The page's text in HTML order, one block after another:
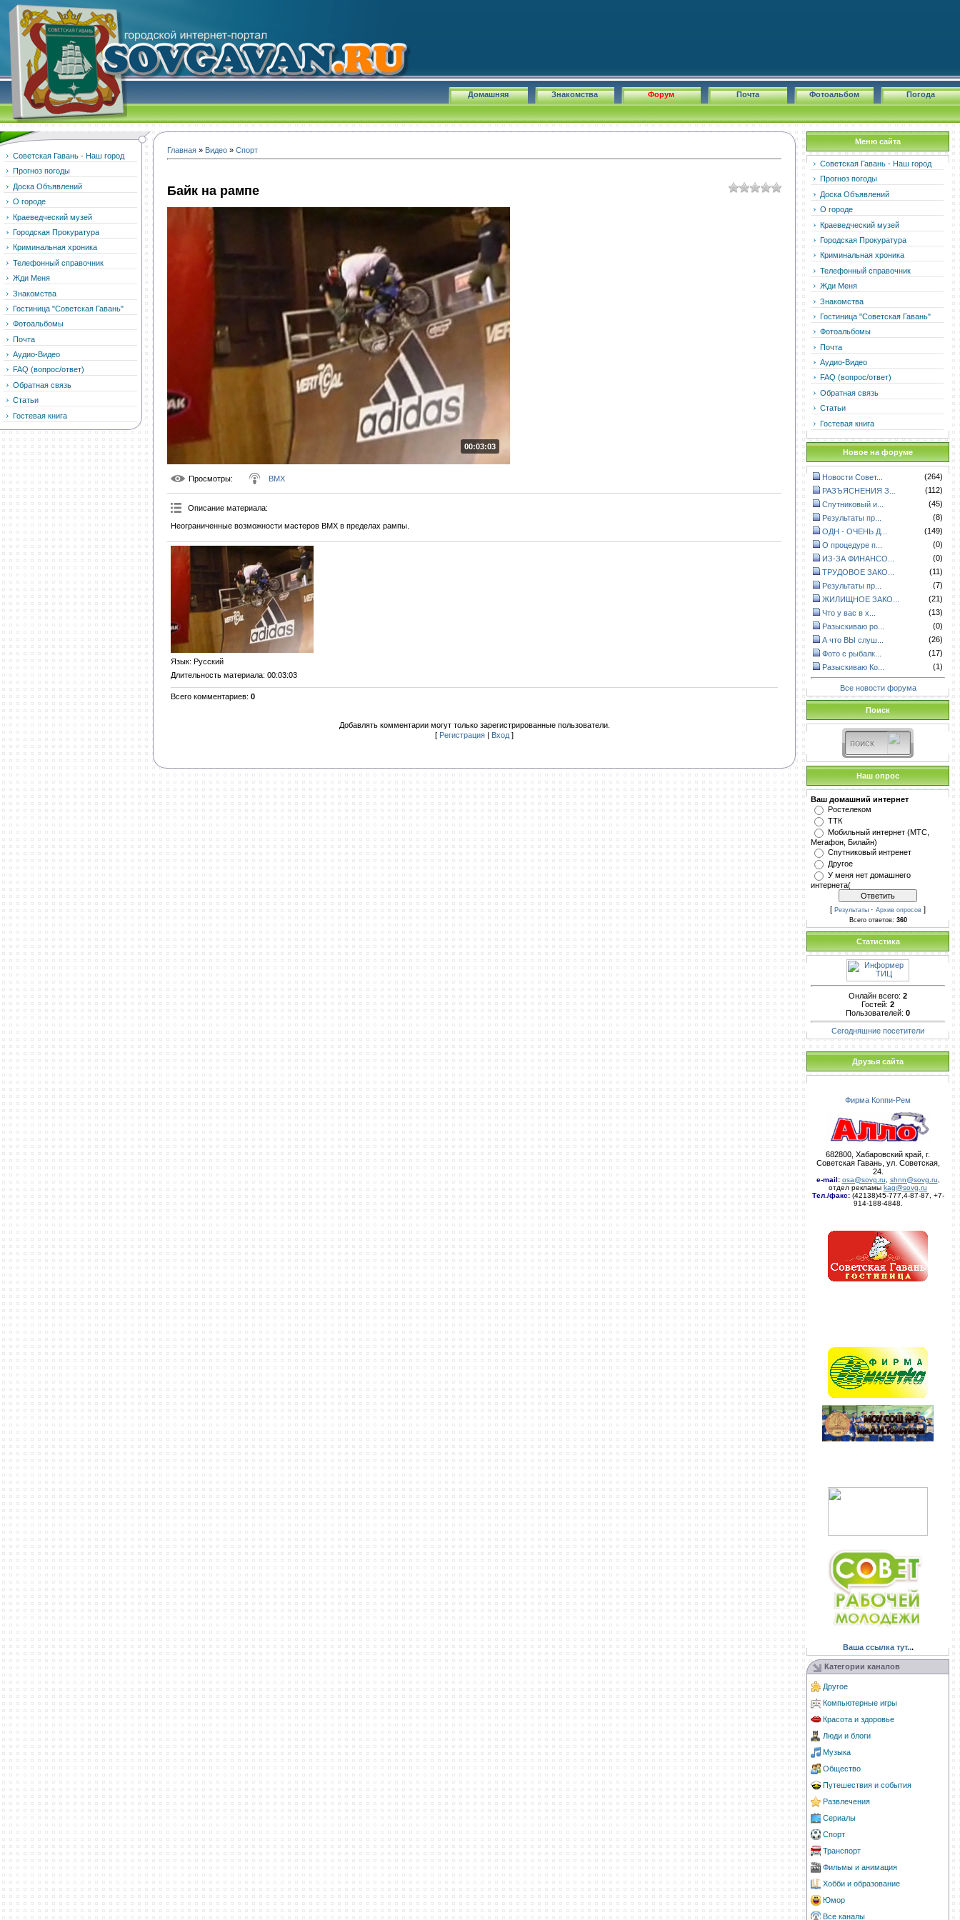
Погода
Фотоальбом
Почта
Форум
Знакомства
Домашняя
Советская Гавань - Наш город
Прогноз погоды
Доска Объявлений
О городе
Краеведческий музей
Городская Прокуратура
Криминальная хроника
Телефонный справочник
Жди Меня
Знакомства
Гостиница "Советская Гавань"
Фотоальбомы
Почта
Аудио-Видео
FAQ (вопрос/ответ)
Обратная связь
Статьи
Гостевая книга
Главная » Видео » Спорт
Байк на рампе
00:03:03
Просмотры: BMX
Описание материала:
Неограниченные возможности мастеров BMX в пределах рампы.
Язык: Русский
Длительность материала: 00:03:03
Всего комментариев: 0
Добавлять комментарии могут только зарегистрированные пользователи.
[ Регистрация | Вход ]
Меню сайта
Советская Гавань - Наш город
Прогноз погоды
Доска Объявлений
О городе
Краеведческий музей
Городская Прокуратура
Криминальная хроника
Телефонный справочник
Жди Меня
Знакомства
Гостиница "Советская Гавань"
Фотоальбомы
Почта
Аудио-Видео
FAQ (вопрос/ответ)
Обратная связь
Статьи
Гостевая книга
Новое на форуме
Новости Совет...
(264)
РАЗЪЯСНЕНИЯ З...
(112)
Спутниковый и...
(45)
Результаты пр...
(8)
ОДН - ОЧЕНЬ Д...
(149)
О процедуре п...
(0)
ИЗ-ЗА ФИНАНСО...
(0)
ТРУДОВОЕ ЗАКО...
(11)
Результаты пр...
(7)
ЖИЛИЩНОЕ ЗАКО...
(21)
Что у вас в х...
(13)
Разыскиваю ро...
(0)
А что ВЫ слуш...
(26)
Фото с рыбалк...
(17)
Разыскиваю Ко...
(1)
Все новости форума
Поиск
Наш опрос
Ваш домашний интернет
Ростелеком
ТТК
Мобильный интернет (МТС,
Мегафон, Билайн)
Спутниковый интренет
Другое
У меня нет домашнего
интернета(
[ Результаты · Архив опросов ]
Всего ответов: 360
Статистика
Онлайн всего: 2
Гостей: 2
Пользователей: 0
Сегодняшние посетители
Друзья сайта
Фирма Коппи-Рем
682800, Хабаровский край, г.
Советская Гавань, ул. Советская,
24.
e-mail: osa@sovg.ru shnn@sovg.ru
отдел рекламы kag@sovg.ru
Тел./факс:(42138)45-777,4-87-87, +7-
914-188-4848.
Ваша ссылка тут...
Категории каналов
Другое
Компьютерные игры
Красота и здоровье
Люди и блоги
Музыка
Общество
Путешествия и события
Развлечения
Сериалы
Спорт
Транспорт
Фильмы и анимация
Хобби и образование
Юмор
Все каналы